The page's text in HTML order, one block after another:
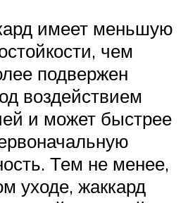
имеет меньшую
чем
подвержен
воздействием
и может быстрее
Тем не менее,
уходе, жаккард